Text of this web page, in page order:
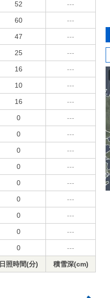
52 ---
60 ---
47 ---
25 ---
16 ---
10 ---
16 ---
0 ---
0 ---
0 ---
0 ---
0 ---
0 ---
0 ---
0 ---
0 ---
日照時間(分) 積雪深(cm)